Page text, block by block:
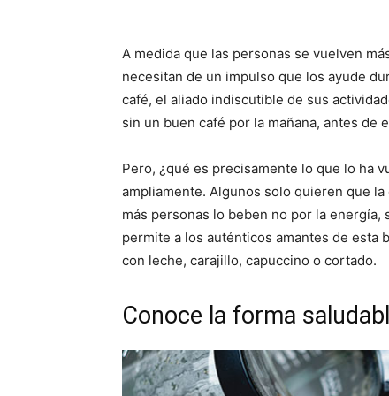
A medida que las personas se vuelven
necesitan de un impulso que los ayude
café, el aliado indiscutible de sus
sin un buen café por la mañana, antes de
Pero, ¿qué es precisamente lo que lo ha
ampliamente. Algunos solo quieren que
más personas lo beben no por la
permite a los auténticos amantes de esta
con leche, carajillo, capuccino o cortado.
Conoce la forma